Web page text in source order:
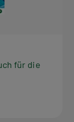
für die